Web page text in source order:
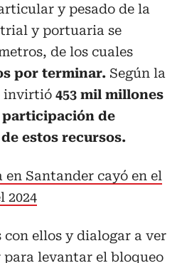
y pesado de la
y portuaria se
de los cuales
por terminar. Según la
invirtió 453 mil millones
participación de
estos recursos.
Santander cayó en el
2024
con ellos y dialogar a ver
para levantar el bloqueo